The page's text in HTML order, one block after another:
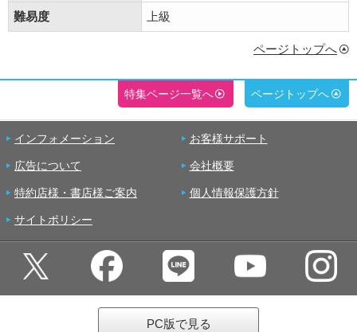
難易度 上級
ページトップへ
特集ページ一覧へ ページトップへ
インフォメーション お客様サポート
広告について 会社概要
特約店様・書店様ご案内 個人情報保護方針
サイトポリシー
PC版で見る